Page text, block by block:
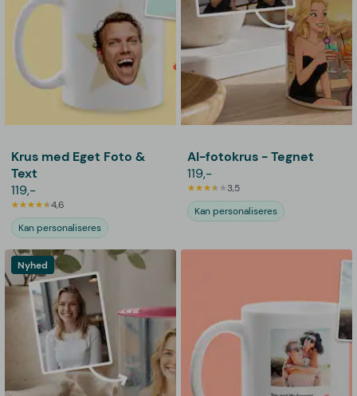
Krus med Eget Foto &
Text
119,-
4,6
Kan personaliseres
AI-fotokrus - Tegnet
119,-
3,5
Kan personaliseres
Nyhed